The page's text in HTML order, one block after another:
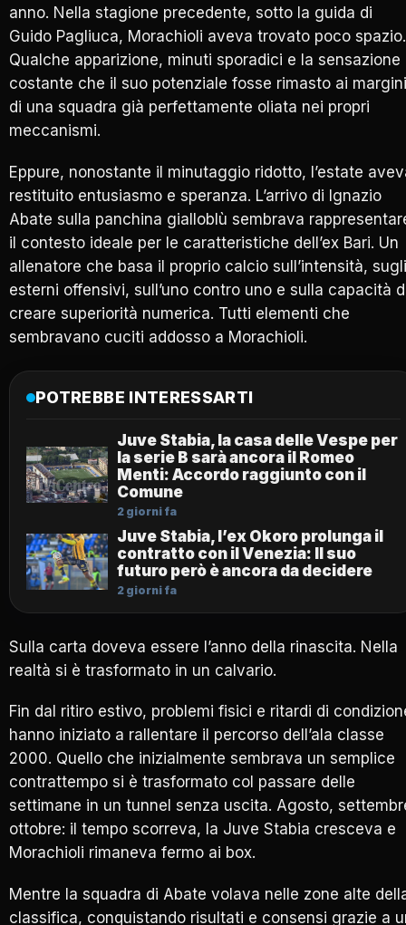
anno. Nella stagione precedente, sotto la guida di
Guido Pagliuca, Morachioli aveva trovato poco spazio.
Qualche apparizione, minuti sporadici e la sensazione
costante che il suo potenziale fosse rimasto ai margini
di una squadra già perfettamente oliata nei propri
meccanismi.
Eppure, nonostante il minutaggio ridotto, l’estate
restituito entusiasmo e speranza. L’arrivo di Ignazio
Abate sulla panchina gialloblù sembrava
il contesto ideale per le caratteristiche dell’ex Bari. Un
allenatore che basa il proprio calcio sull’intensità, sugli
esterni offensivi, sull’uno contro uno e sulla capacità
creare superiorità numerica. Tutti elementi che
sembravano cuciti addosso a Morachioli.
POTREBBE INTERESSARTI
Juve Stabia, la casa delle Vespe per
la serie B sarà ancora il Romeo
Menti: Accordo raggiunto con il
Comune
2 giorni fa
Juve Stabia, l’ex Okoro prolunga il
contratto con il Venezia: Il suo
futuro però è ancora da decidere
2 giorni fa
Sulla carta doveva essere l’anno della rinascita. Nella
realtà si è trasformato in un calvario.
Fin dal ritiro estivo, problemi fisici e ritardi di
hanno iniziato a rallentare il percorso dell’ala classe
2000. Quello che inizialmente sembrava un semplice
contrattempo si è trasformato col passare delle
settimane in un tunnel senza uscita. Agosto,
ottobre: il tempo scorreva, la Juve Stabia cresceva e
Morachioli rimaneva fermo ai box.
Mentre la squadra di Abate volava nelle zone alte
classifica, conquistando risultati e consensi grazie a